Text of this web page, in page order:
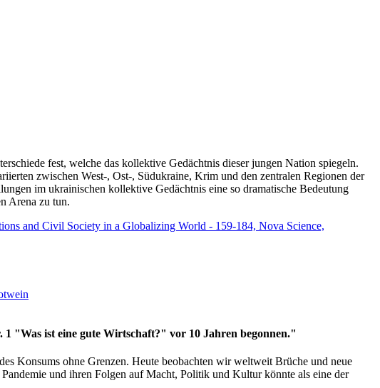
fest, welche das kollektive Gedächtnis dieser jungen Nation spiegeln.
zwischen West-, Ost-, Südukraine, Krim und den zentralen Regionen der
im ukrainischen kollektive Gedächtnis eine so dramatische Bedeutung
Arena zu tun.
and Civil Society in a Globalizing World - 159-184, Nova Science,
"Was ist eine gute Wirtschaft?" vor 10 Jahren begonnen."
Konsums ohne Grenzen. Heute beobachten wir weltweit Brüche und neue
und ihren Folgen auf Macht, Politik und Kultur könnte als eine der